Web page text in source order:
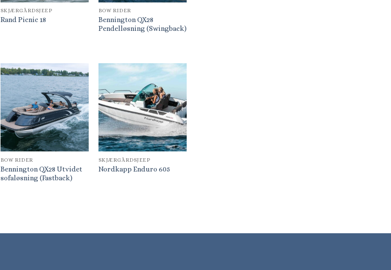
SKJÆRGÅRDSJEEP
Rand Picnic 18
BOW RIDER
Bennington QX28
Pendelløsning (Swingback)
BOW RIDER
Bennington QX28 Utvidet
sofaløsning (Fastback)
SKJÆRGÅRDSJEEP
Nordkapp Enduro 605